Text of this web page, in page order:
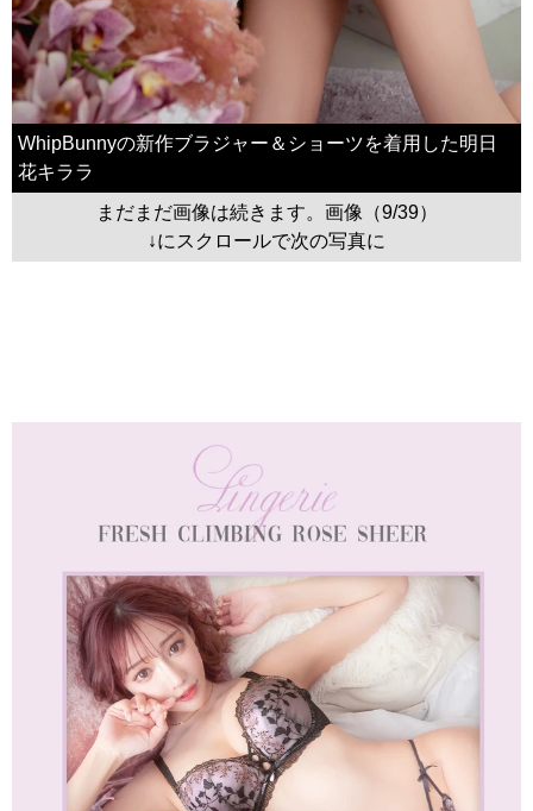
WhipBunnyの新作ブラジャー＆ショーツを着用した明日
花キララ
まだまだ画像は続きます。画像（9/39）
↓にスクロールで次の写真に